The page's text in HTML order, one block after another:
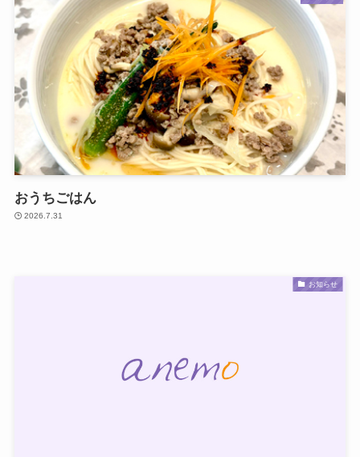
おうちごはん
2026.7.31
お知らせ